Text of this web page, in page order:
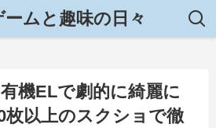
ームと趣味の日々
機ELで劇的に綺麗に
枚以上のスクショで徹